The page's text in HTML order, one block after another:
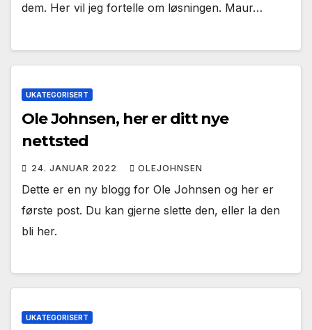
dem. Her vil jeg fortelle om løsningen. Maur…
UKATEGORISERT
Ole Johnsen, her er ditt nye
nettsted
24. JANUAR 2022 OLEJOHNSEN
Dette er en ny blogg for Ole Johnsen og her er
første post. Du kan gjerne slette den, eller la den
bli her.
UKATEGORISERT